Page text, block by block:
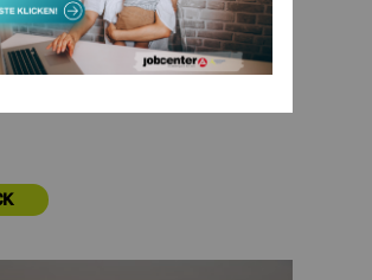
wir alle gemeinsam
leisten, wird es uns
gelingen, friedvolle
zu bewahren.“